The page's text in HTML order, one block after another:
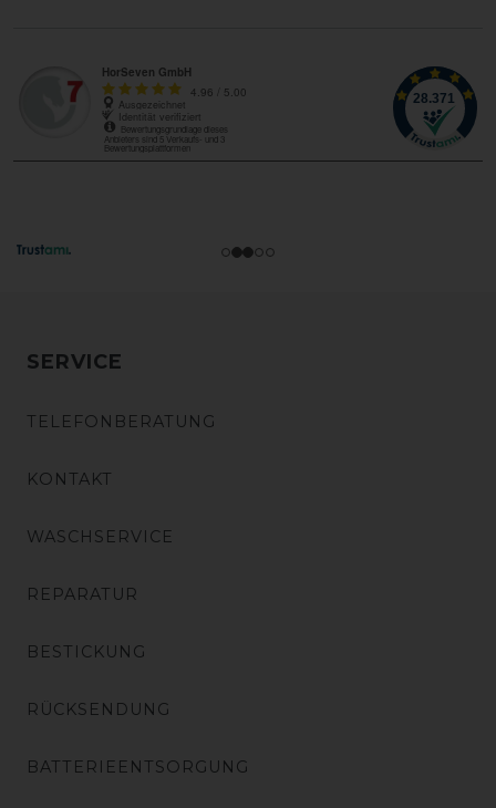
SERVICE
TELEFONBERATUNG
KONTAKT
WASCHSERVICE
REPARATUR
BESTICKUNG
RÜCKSENDUNG
BATTERIEENTSORGUNG